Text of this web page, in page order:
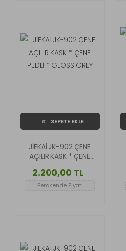
SEPETE EKLE
JİEKAİ JK-902 ÇENE
AÇILIR KASK * ÇENE
2.200,00 TL
Perakende Fiyatı